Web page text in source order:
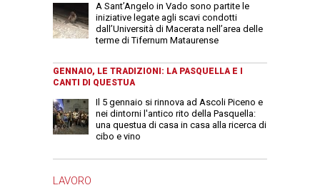
A Sant’Angelo in Vado sono partite le
iniziative legate agli scavi condotti
dall’Università di Macerata nell’area delle
terme di Tifernum Mataurense
GENNAIO, LE TRADIZIONI: LA PASQUELLA E I
CANTI DI QUESTUA
Il 5 gennaio si rinnova ad Ascoli Piceno e
nei dintorni l'antico rito della Pasquella:
una questua di casa in casa alla ricerca di
cibo e vino
LAVORO